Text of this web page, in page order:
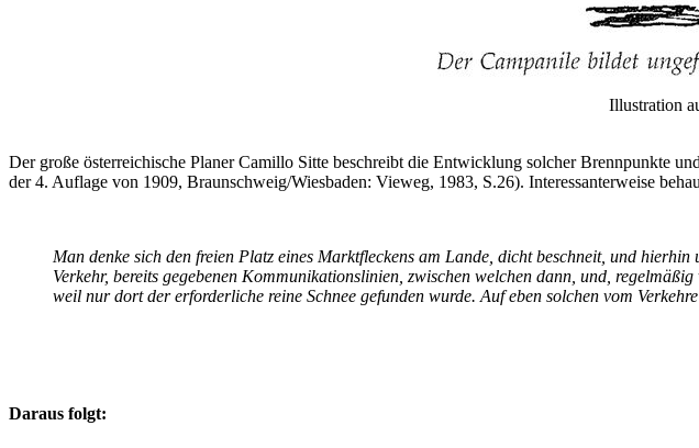
Illustration
Der große österreichische Planer Camillo Sitte beschreibt die Entwicklung solcher Brennpunkte
der 4. Auflage von 1909, Braunschweig/Wiesbaden: Vieweg, 1983, S.26). Interessanterweise
Man denke sich den freien Platz eines Marktfleckens am Lande, dicht beschneit, und
Verkehr, bereits gegebenen Kommunikationslinien, zwischen welchen dann, und,
weil nur dort der erforderliche reine Schnee gefunden wurde. Auf eben solchen vom
Daraus folgt: